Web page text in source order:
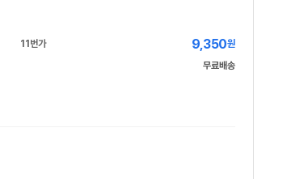
11번가 9,350원
무료배송